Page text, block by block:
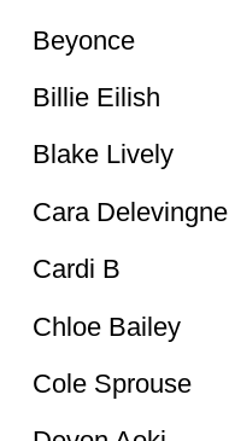
Beyonce
Billie Eilish
Blake Lively
Cara Delevingne
Cardi B
Chloe Bailey
Cole Sprouse